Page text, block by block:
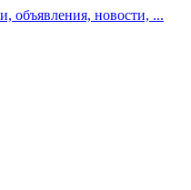
объявления, новости, ...